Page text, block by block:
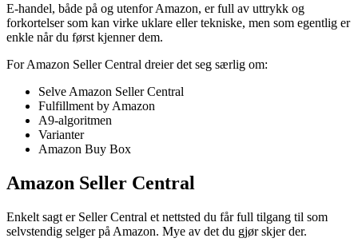
E-handel, både på og utenfor Amazon, er full av uttrykk og
forkortelser som kan virke uklare eller tekniske, men som egentlig er
enkle når du først kjenner dem.
For Amazon Seller Central dreier det seg særlig om:
Selve Amazon Seller Central
Fulfillment by Amazon
A9-algoritmen
Varianter
Amazon Buy Box
Amazon Seller Central
Enkelt sagt er Seller Central et nettsted du får full tilgang til som
selvstendig selger på Amazon. Mye av det du gjør skjer der.